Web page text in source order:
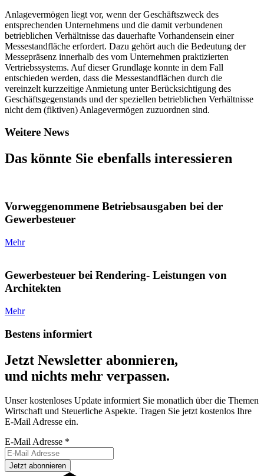
Anlagevermögen liegt vor, wenn der Geschäftszweck des
entsprechenden Unternehmens und die damit verbundenen
betrieblichen Verhältnisse das dauerhafte Vorhandensein einer
Messestandfläche erfordert. Dazu gehört auch die Bedeutung der
Messepräsenz innerhalb des vom Unternehmen praktizierten
Vertriebssystems. Auf dieser Grundlage konnte in dem Fall
entschieden werden, dass die Messestandflächen durch die
vereinzelt kurzzeitige Anmietung unter Berücksichtigung des
Geschäftsgegenstands und der speziellen betrieblichen Verhältnisse
nicht dem (fiktiven) Anlagevermögen zuzuordnen sind.
Weitere News
Das könnte Sie ebenfalls interessieren
Vorweggenommene Betriebsausgaben bei der
Gewerbesteuer
Mehr
Gewerbesteuer bei Rendering- Leistungen von
Architekten
Mehr
Bestens informiert
Jetzt Newsletter abonnieren,
und nichts mehr verpassen.
Unser kostenloses Update informiert Sie monatlich über die Themen
Wirtschaft und Steuerliche Aspekte. Tragen Sie jetzt kostenlos Ihre
E-Mail Adresse ein.
E-Mail Adresse *
Jetzt abonnieren